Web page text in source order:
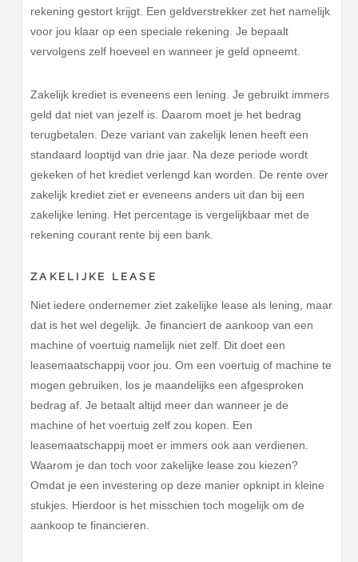
rekening gestort krijgt. Een geldverstrekker zet het namelijk
voor jou klaar op een speciale rekening. Je bepaalt
vervolgens zelf hoeveel en wanneer je geld opneemt.
Zakelijk krediet is eveneens een lening. Je gebruikt immers
geld dat niet van jezelf is. Daarom moet je het bedrag
terugbetalen. Deze variant van zakelijk lenen heeft een
standaard looptijd van drie jaar. Na deze periode wordt
gekeken of het krediet verlengd kan worden. De rente over
zakelijk krediet ziet er eveneens anders uit dan bij een
zakelijke lening. Het percentage is vergelijkbaar met de
rekening courant rente bij een bank.
ZAKELIJKE LEASE
Niet iedere ondernemer ziet zakelijke lease als lening, maar
dat is het wel degelijk. Je financiert de aankoop van een
machine of voertuig namelijk niet zelf. Dit doet een
leasemaatschappij voor jou. Om een voertuig of machine te
mogen gebruiken, los je maandelijks een afgesproken
bedrag af. Je betaalt altijd meer dan wanneer je de
machine of het voertuig zelf zou kopen. Een
leasemaatschappij moet er immers ook aan verdienen.
Waarom je dan toch voor zakelijke lease zou kiezen?
Omdat je een investering op deze manier opknipt in kleine
stukjes. Hierdoor is het misschien toch mogelijk om de
aankoop te financieren.